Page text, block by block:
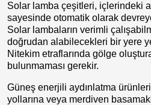
Solar lamba çeşitleri, içlerindeki
sayesinde otomatik olarak
Solar lambaların verimli
doğrudan alabilecekleri bir yere
Nitekim etraflarında gölge
bulunmaması gerekir.
Güneş enerjili aydınlatma
yollarına veya merdiven